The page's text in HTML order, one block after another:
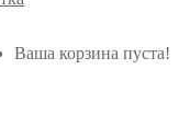
Ваша корзина пуста!